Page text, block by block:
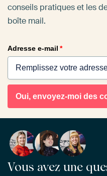
conseils pratiques et les
boîte mail.
Adresse e-mail *
Oui, envoyez-moi des
Vous avez une